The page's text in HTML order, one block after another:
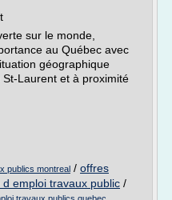
sur le monde,
au Québec avec
géographique
Laurent et à proximité
publics montreal / offres
d emploi travaux public /